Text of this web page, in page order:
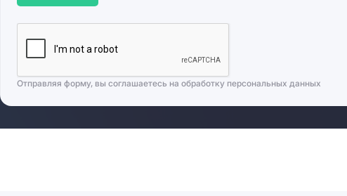
Отправляя форму, вы соглашаетесь на обработку персональных данных